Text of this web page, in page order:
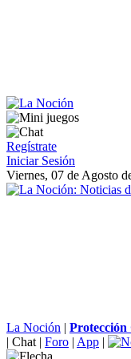
Regístrate
Iniciar Sesión
Viernes, 07 de Agosto
La Noción |
| Chat | Foro | App |